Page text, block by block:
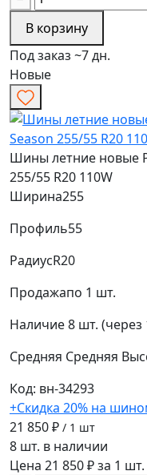
В корзину
Под заказ ~7 дн.
Новые
Шины летние новые
255/55 R20 110W
Ширина255
Профиль55
РадиусR20
Продажапо 1 шт.
Наличие8 шт. (через
Средняя Средняя
Код: вн-34293
+Скидка 20% на
21 850 ₽ / 1 шт
8 шт. в наличии
Цена 21 850 ₽ за 1 шт.